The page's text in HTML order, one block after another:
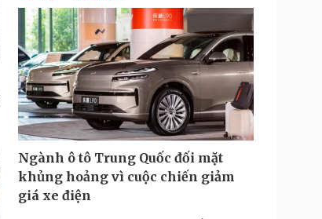
Ngành ô tô Trung Quốc đối mặt
khủng hoảng vì cuộc chiến giảm
giá xe điện